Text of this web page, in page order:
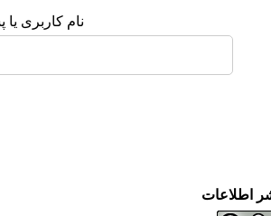
نام کاربری
اطلاعات